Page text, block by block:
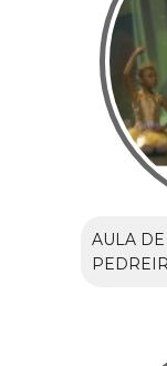
AULA DE